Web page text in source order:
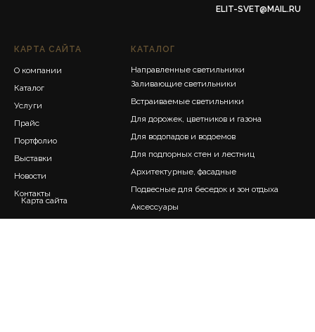
КАТАЛОГ
КАРТА САЙТА
ELIT-SVET@MAIL.RU
О компании
Каталог
Прайс
Услуги
Портфолио
Выставки
Новости
Контакты
Карта сайта
Направленные светильники
Заливающие светильники
Встраиваемые светильники
Для дорожек, цветников и газона
Архитектурные, фасадные
Для подпорных стен и лестниц
Для водопадов и водоемов
Подвесные для беседок и зон отдыха
Аксессуары